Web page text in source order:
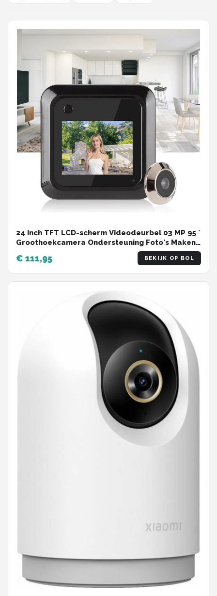
24 Inch TFT LCD-scherm Videodeurbel 03 MP 95 °
Groothoekcamera Ondersteuning Foto's Maken -
€ 111,95 BEKIJK OP BOL